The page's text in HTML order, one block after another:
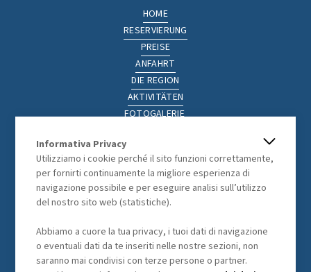
HOME
RESERVIERUNG
PREISE
ANFAHRT
DIE REGION
AKTIVITÄTEN
FOTOGALERIE
NÜTZLICHE LINKS
RECHTLICHES
ALLGEMEINEN GESCHÄFTSBEDINGUNGEN
Informativa Privacy
Utilizziamo i cookie perché il sito funzioni correttamente,
per fornirti continuamente la migliore esperienza di
navigazione possibile e per eseguire analisi sull’utilizzo
del nostro sito web (statistiche).
Abbiamo a cuore la tua privacy, i tuoi dati di navigazione
o eventuali dati da te inseriti nelle nostre sezioni, non
saranno mai condivisi con terze persone o partner.